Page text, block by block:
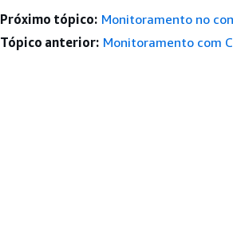
Próximo tópico: Monitoramento no
Tópico anterior: Monitoramento com